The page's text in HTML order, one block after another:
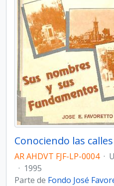
AR AHDVT FJF-LP-0004 ·
· 1995
Parte de Fondo José